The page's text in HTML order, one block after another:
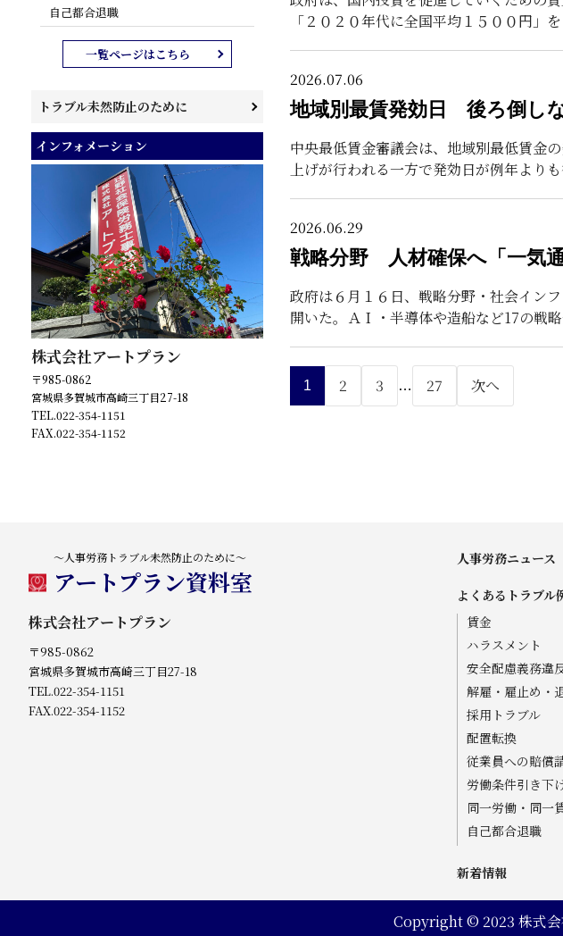
自己都合退職
一覧ページはこちら
トラブル未然防止のために
メンタルヘルス関連
ハラスメント関連
自己都合退職でトラブルを起こさないポ
辞めて頂きたい従業員への対応
未払い残業を発生させない労務管理体制
トラブル回避ための労働条件の不利益変
更の手順
募集・採用時の留意点
インフォメーション
株式会社アートプラン
〒985-0862
宮城県多賀城市高崎三丁目27-18
TEL.022-354-1151
FAX.022-354-1152
「２０２０年代に全国平均１５００円」
2026.07.06
地域別最賃発効日 後ろ倒し
中央最低賃金審議会は、地域別最低賃金
上げが行われる一方で発効日が例年より
2026.06.29
戦略分野 人材確保へ「一気
政府は６月１６日、戦略分野・社会イン
開いた。ＡＩ・半導体や造船など17の戦
1 2 3 … 27 次へ
～人事労務トラブル未然防止のために～
アートプラン資料室
株式会社アートプラン
〒985-0862
宮城県多賀城市高崎三丁目27-18
TEL.022-354-1151
FAX.022-354-1152
人事労務ニュース
よくあるトラブル
賃金
ハラスメント
安全配慮義務違
解雇・雇止め・
採用トラブル
配置転換
従業員への賠償
労働条件引き下
同一労働・同一
自己都合退職
新着情報
Copyright © 2023 株式